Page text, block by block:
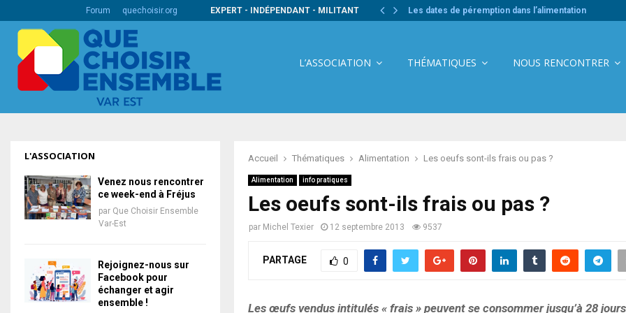
Forum quechoisir.org EXPERT - INDÉPENDANT - MILITANT
barres internationaux Les dates de péremption dans l’alimentation
L’ASSOCIATION THÉMATIQUES NOUS RENCONTRER
Accueil Thématiques Alimentation Les oeufs sont-ils frais ou pas ?
Alimentation info pratiques
Les oeufs sont-ils frais ou pas ?
par Michel Texier 12 septembre 2013 9537
PARTAGE 0
Les œufs vendus intitulés « frais » peuvent se consommer jusqu’à 28
L'ASSOCIATION
Venez nous rencontrer
ce week-end à Fréjus
par Que Choisir Ensemble
Var-Est
Rejoignez-nous sur
Facebook pour
échanger et agir
ensemble !